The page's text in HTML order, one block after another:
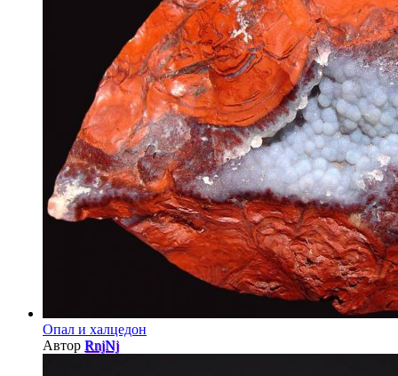
Опал и халцедон
Автор RnjNj